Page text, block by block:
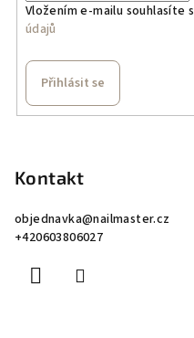
Vložením e-mailu souhlasíte s
údajů
Přihlásit se
Kontakt
objednavka@nailmaster.cz
+420603806027